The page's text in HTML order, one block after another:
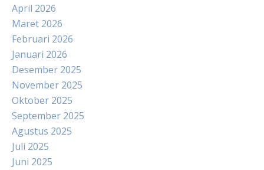
April 2026
Maret 2026
Februari 2026
Januari 2026
Desember 2025
November 2025
Oktober 2025
September 2025
Agustus 2025
Juli 2025
Juni 2025